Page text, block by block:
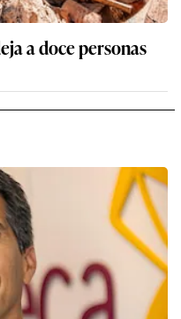
a doce personas